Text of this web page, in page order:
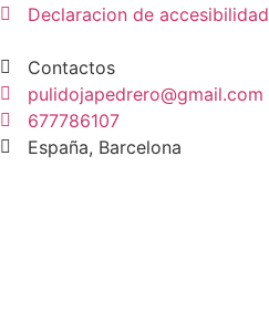
Declaracion de accesibilidad
Contactos
pulidojapedrero@gmail.com
677786107
España, Barcelona